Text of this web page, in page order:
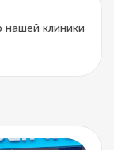
нашей клиники